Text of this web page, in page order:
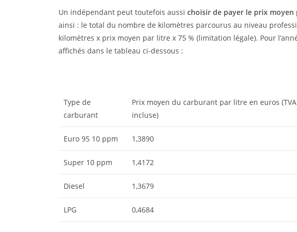
Un indépendant peut toutefois aussi choisir de payer le prix moyen
ainsi : le total du nombre de kilomètres parcourus au niveau
kilomètres x prix moyen par litre x 75 % (limitation légale). Pour
affichés dans le tableau ci-dessous :
Type de
carburant
Prix moyen du carburant par litre en euros (TVA
incluse)
Euro 95 10 ppm 1,3890
Super 10 ppm 1,4172
Diesel 1,3679
LPG 0,4684